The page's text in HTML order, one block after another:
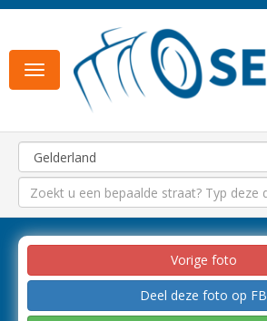
Toggle
navigation
Vorige foto
Deel deze foto op FB